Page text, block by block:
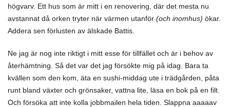
högvarv. Ett hus som är mitt i en renovering, där det mesta nu
avstannat då orken tryter när värmen utanför (och inomhus) ökar.
Addera sen förlusten av älskade Battis.
Ne jag är nog inte riktigt i mitt esse för tillfället och är i behov av
återhämtning. Så det var det jag försökte mig på idag. Bara ta
kvällen som den kom, äta en sushi-middag ute i trädgården, påta
runt bland växter och grönsaker, vattna lite, läsa en bok på en filt.
Och försöka att inte kolla jobbmailen hela tiden. Slappna aaaaav